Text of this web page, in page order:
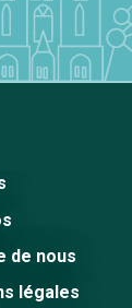
de nous
légales